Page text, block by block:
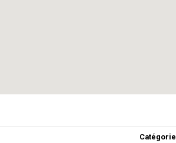
Catégorie